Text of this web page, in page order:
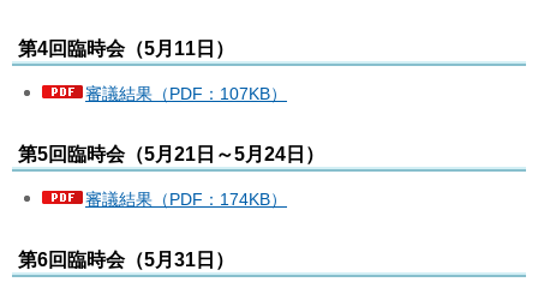
第4回臨時会（5月11日）
審議結果（PDF：107KB）
第5回臨時会（5月21日～5月24日）
審議結果（PDF：174KB）
第6回臨時会（5月31日）